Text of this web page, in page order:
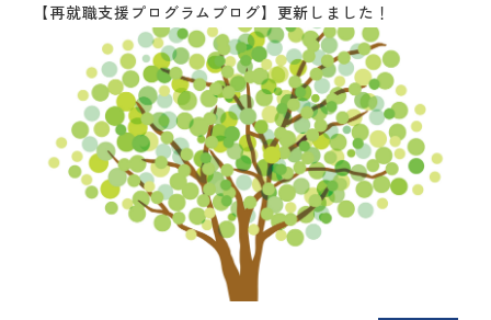
【再就職支援プログラムブログ】更新しました！